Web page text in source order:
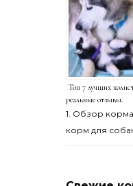
Топ 7 лучших
реальные отзывы.
1. Обзор
корм для